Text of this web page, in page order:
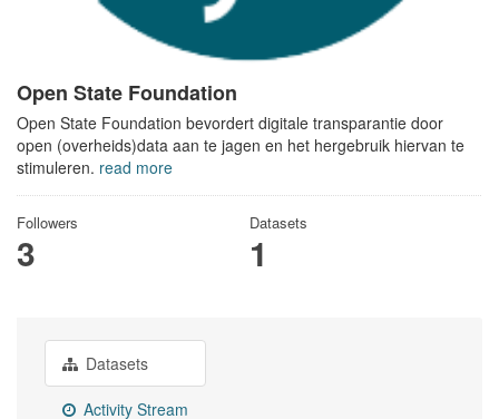
Open State Foundation
Open State Foundation bevordert digitale transparantie door
open (overheids)data aan te jagen en het hergebruik hiervan te
stimuleren. read more
Followers
3
Datasets
1
Datasets
Activity Stream